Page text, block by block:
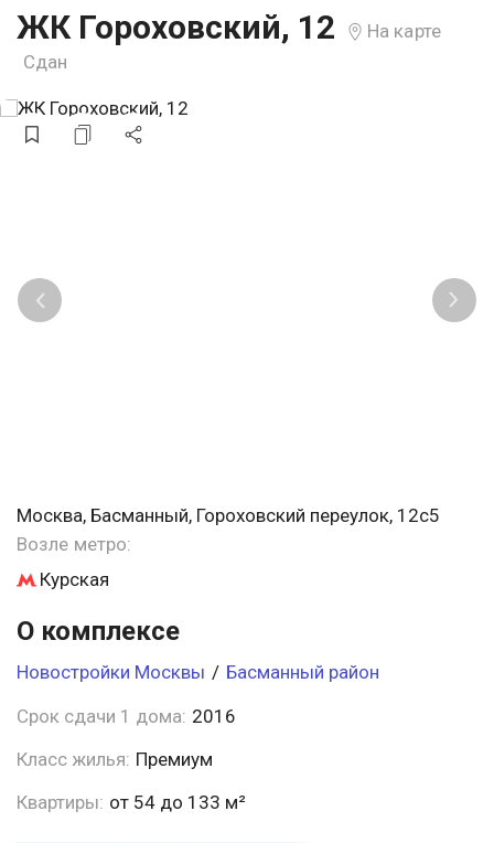
ЖК Гороховский, 12
На карте
Сдан
Москва, Басманный, Гороховский переулок, 12с5
Возле метро:
Курская
О комплексе
Новостройки Москвы / Басманный район
Срок сдачи 1 дома: 2016
Класс жилья: Премиум
Квартиры: от 54 до 133 м²